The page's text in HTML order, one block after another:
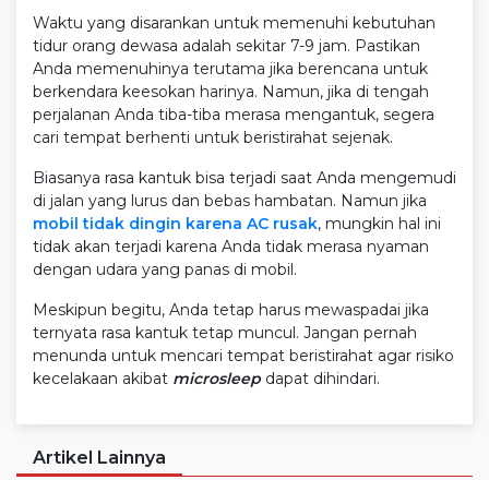
Waktu yang disarankan untuk memenuhi kebutuhan
tidur orang dewasa adalah sekitar 7-9 jam. Pastikan
Anda memenuhinya terutama jika berencana untuk
berkendara keesokan harinya. Namun, jika di tengah
perjalanan Anda tiba-tiba merasa mengantuk, segera
cari tempat berhenti untuk beristirahat sejenak.
Biasanya rasa kantuk bisa terjadi saat Anda mengemudi
di jalan yang lurus dan bebas hambatan. Namun jika
mobil tidak dingin karena AC rusak, mungkin hal ini
tidak akan terjadi karena Anda tidak merasa nyaman
dengan udara yang panas di mobil.
Meskipun begitu, Anda tetap harus mewaspadai jika
ternyata rasa kantuk tetap muncul. Jangan pernah
menunda untuk mencari tempat beristirahat agar risiko
kecelakaan akibat microsleepdapat dihindari.
Artikel Lainnya